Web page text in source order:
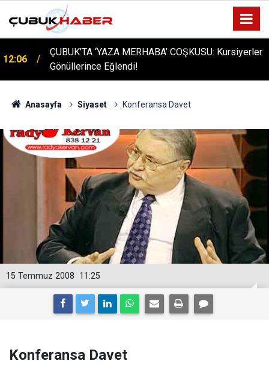
12:06
ÇUBUK’TA ‘YAZA MERHABA’ COŞKUSU: Kursiyerler
Gönüllerince Eğlendi!
Anasayfa Siyaset Konferansa Davet
11:25
15 Temmuz 2008
Konferansa Davet